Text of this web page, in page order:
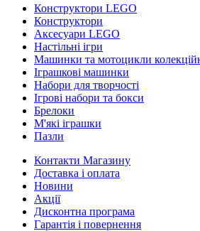
Конструктори LEGO
Конструктори
Аксесуари LEGO
Настільні ігри
Машинки та мотоцикли
Іграшкові машинки
Набори для творчості
Ігрові набори та бокси
Брелоки
М'які іграшки
Пазли
Контакти Магазину
Доставка і оплата
Новини
Акції
Дисконтна програма
Гарантія і повернення